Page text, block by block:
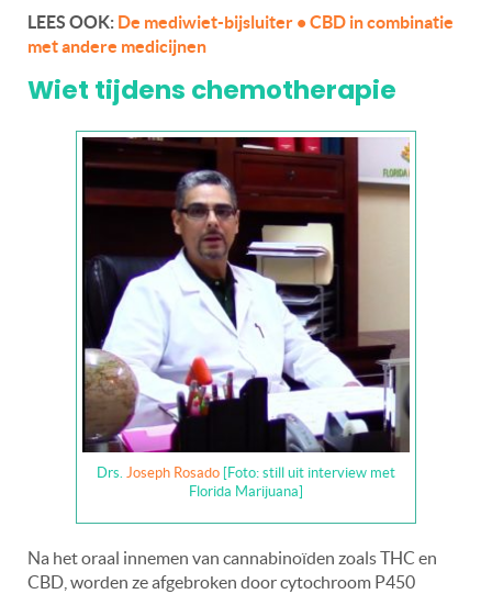
LEES OOK: De mediwiet-bijsluiter • CBD in combinatie
met andere medicijnen
Wiet tijdens chemotherapie
Drs. Joseph Rosado [Foto: still uit interview met
Florida Marijuana]
Na het oraal innemen van cannabinoïden zoals THC en
CBD, worden ze afgebroken door cytochroom P450